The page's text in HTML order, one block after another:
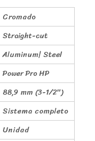
Cromado
Straight-cut
Aluminum| Steel
Power Pro HP
88,9 mm (3-1/2″)
Sistema completo
Unidad